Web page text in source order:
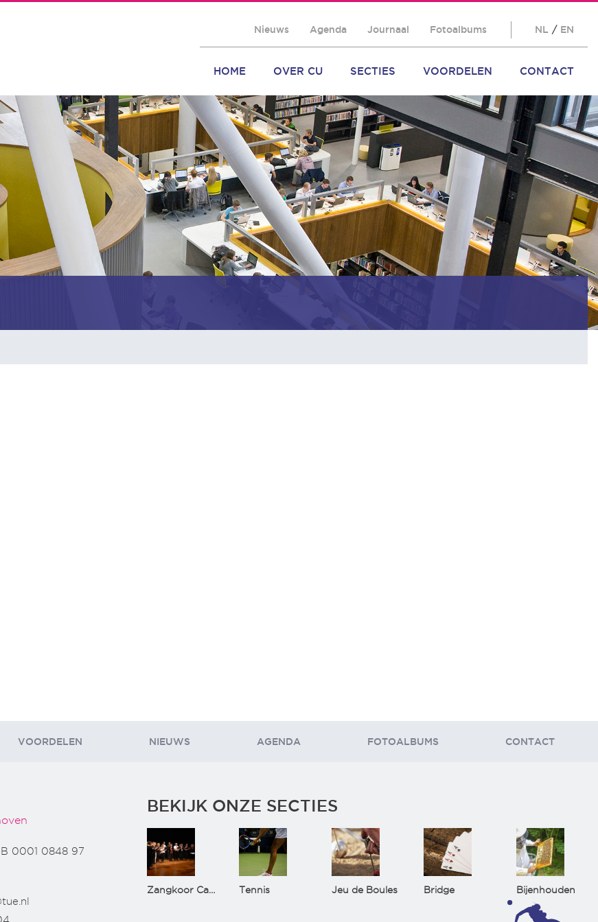
Nieuws Agenda Journaal Fotoalbums NL / EN
HOME OVER CU SECTIES VOORDELEN CONTACT
VOORDELEN NIEUWS AGENDA FOTOALBUMS CONTACT
0001 0848 97
BEKIJK ONZE SECTIES
Zangkoor CantaTu Tennis Jeu de Boules Bridge Bijenhouden